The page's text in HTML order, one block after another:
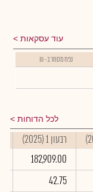
עוד עסקאות
נפח מסחר ב- ₪
לכל הדוחות
רבעון 1 (2025)
182,909.00
42.75